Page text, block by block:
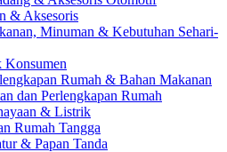
& Aksesoris
Minuman & Kebutuhan Sehari-
Rumah & Bahan Makanan
dan Perlengkapan Rumah
& Listrik
Rumah Tangga
& Papan Tanda